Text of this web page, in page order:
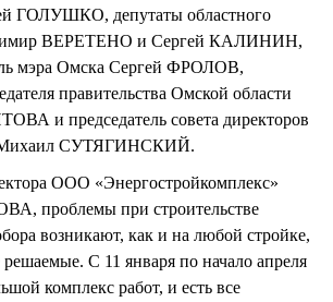
ГОЛУШКО, депутаты областного
ВЕРЕТЕНО и Сергей КАЛИНИН,
мэра Омска Сергей ФРОЛОВ,
правительства Омской области
и председатель совета директоров
СУТЯГИНСКИЙ.
ООО «Энергостройкомплекс»
проблемы при строительстве
возникают, как и на любой стройке,
С 11 января по начало апреля
комплекс работ, и есть все